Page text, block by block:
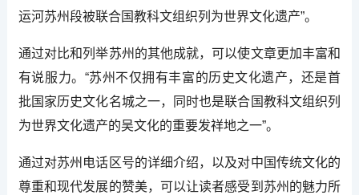
运河苏州段被联合国教科文组织列为世界文化遗产”。
通过对比和列举苏州的其他成就，可以使文章更加丰富和
有说服力。“苏州不仅拥有丰富的历史文化遗产，还是首
批国家历史文化名城之一，同时也是联合国教科文组织列
为世界文化遗产的吴文化的重要发祥地之一”。
通过对苏州电话区号的详细介绍，以及对中国传统文化的
尊重和现代发展的赞美，可以让读者感受到苏州的魅力所